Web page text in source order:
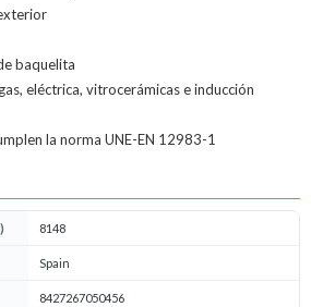
baquelita
eléctrica, vitrocerámicas e inducción
la norma UNE-EN 12983-1
8148
Spain
8427267050456